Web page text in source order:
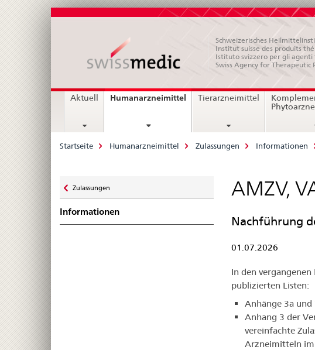
Schweizerisches
Institut suisse des produits
Istituto svizzero per gli
Swiss Agency for Therapeutic
Hauptnavigation
Aktuell Humanarzneimittel current
Tierarzneimittel
Breadcrumb
Startseite Humanarzneimittel Zulassungen Informationen
zu
Zulassungen
Informationen
AMZV,
Nachführung
01.07.2026
In den
publizierten Listen:
Anhänge 3a
Anhang 3 der
vereinfachte
Arzneimitteln im